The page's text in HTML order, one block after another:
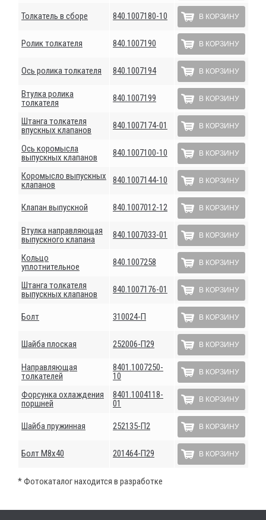
Толкатель в сборе 840.1007180-10 В КОРЗИНУ
Ролик толкателя 840.1007190 В КОРЗИНУ
Ось ролика толкателя 840.1007194 В КОРЗИНУ
Втулка ролика
толкателя
840.1007199 В КОРЗИНУ
Штанга толкателя
впускных клапанов
840.1007174-01 В КОРЗИНУ
Ось коромысла
выпускных клапанов
840.1007100-10 В КОРЗИНУ
Коромысло выпускных
клапанов
840.1007144-10 В КОРЗИНУ
Клапан выпускной 840.1007012-12 В КОРЗИНУ
Втулка направляющая
выпускного клапана
840.1007033-01 В КОРЗИНУ
Кольцо
уплотнительное
840.1007258 В КОРЗИНУ
Штанга толкателя
выпускных клапанов
840.1007176-01 В КОРЗИНУ
Болт 310024-П В КОРЗИНУ
Шайба плоская 252006-П29 В КОРЗИНУ
Направляющая
толкателей
8401.1007250-
10
В КОРЗИНУ
Форсунка охлаждения
поршней
8401.1004118-
01
В КОРЗИНУ
Шайба пружинная 252135-П2 В КОРЗИНУ
Болт М8х40 201464-П29 В КОРЗИНУ
* Фотокаталог находится в разработке